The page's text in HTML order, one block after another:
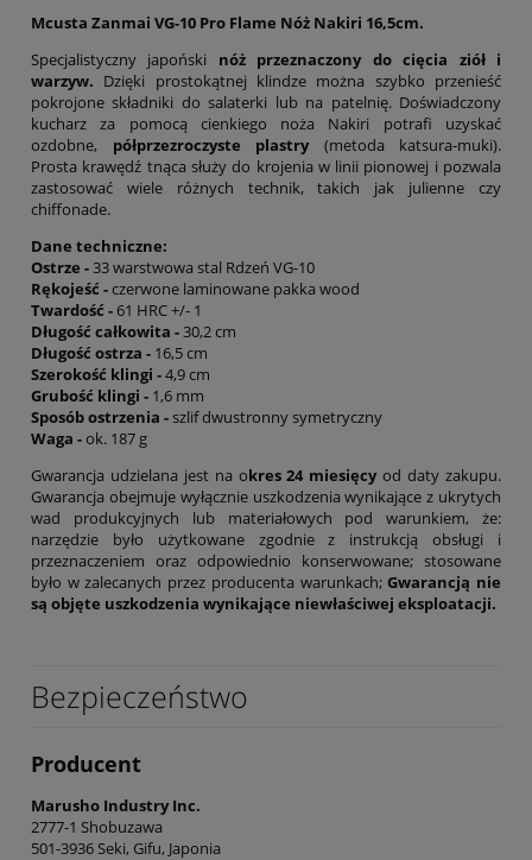
Mcusta Zanmai VG-10 Pro Flame Nóż Nakiri 16,5cm.
Specjalistyczny japoński nóż przeznaczony do cięcia ziół i
warzyw. Dzięki prostokątnej klindze można szybko przenieść
pokrojone składniki do salaterki lub na patelnię. Doświadczony
kucharz za pomocą cienkiego noża Nakiri potrafi uzyskać
ozdobne, półprzezroczyste plastry(metoda katsura-muki).
Prosta krawędź tnąca służy do krojenia w linii pionowej i pozwala
zastosować wiele różnych technik, takich jak julienne czy
chiffonade.
Dane techniczne:
Ostrze -33 warstwowa stal Rdzeń VG-10
Rękojeść -czerwone laminowane pakka wood
Twardość -61 HRC +/- 1
Długość całkowita -30,2 cm
Długość ostrza - 16,5 cm
Szerokość klingi -4,9 cm
Grubość klingi - 1,6 mm
Sposób ostrzenia -szlif dwustronny symetryczny
Waga -ok. 187 g
Gwarancja udzielana jest na okres 24 miesięcyod daty zakupu.
Gwarancja obejmuje wyłącznie uszkodzenia wynikające z ukrytych
wad produkcyjnych lub materiałowych pod warunkiem, że:
narzędzie było użytkowane zgodnie z instrukcją obsługi i
przeznaczeniem oraz odpowiednio konserwowane; stosowane
było w zalecanych przez producenta warunkach;Gwarancją nie
są objęte uszkodzenia wynikające niewłaściwej eksploatacji.
Bezpieczeństwo
Producent
Marusho Industry Inc.
2777-1 Shobuzawa
501-3936 Seki, Gifu, Japonia